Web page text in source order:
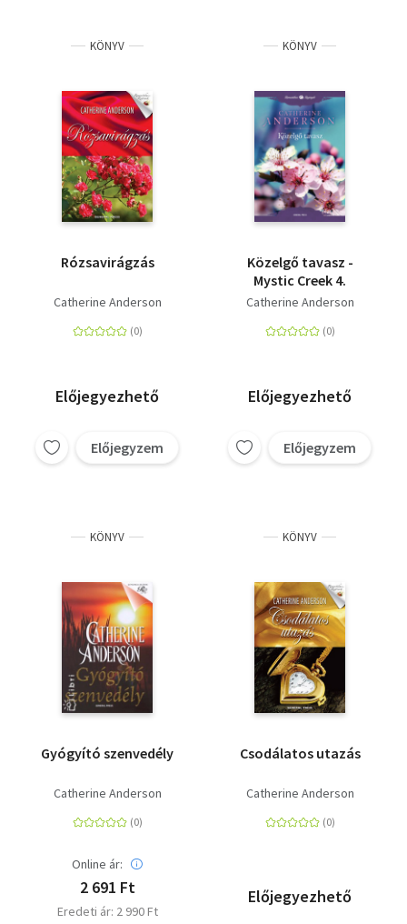
KÖNYV
Rózsavirágzás
Catherine Anderson
Előjegyezhető
Előjegyzem
KÖNYV
Közelgő tavasz -
Mystic Creek 4.
Catherine Anderson
Előjegyezhető
Előjegyzem
KÖNYV
Gyógyító szenvedély
Catherine Anderson
Online ár:
2 691 Ft
Eredeti ár: 2 990 Ft
KÖNYV
Csodálatos utazás
Catherine Anderson
Előjegyezhető